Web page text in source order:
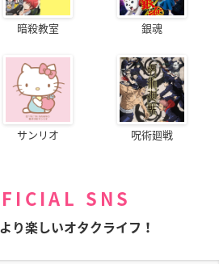
暗殺教室 銀魂
サンリオ 呪術廻戦
SNS
り楽しいオタクライフ！